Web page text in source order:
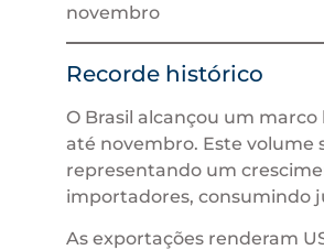
novembro
Recorde histórico
O Brasil alcançou um
até novembro. Este volume
representando um
importadores, consumindo
As exportações renderam